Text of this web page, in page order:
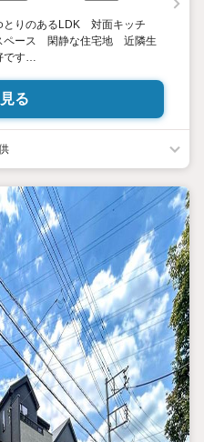
りのあるLDK 対面キッチ
ース 閑静な住宅地 近隣生
です
！】
、地元の相模原・町田を中心に
てまいりました。
ください
談、ローン診断等何でもご相
なっております
するため、お早めにご連絡く
りご予約いただくとご見学がス
る